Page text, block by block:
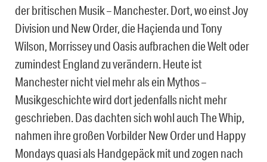
der britischen Musik – Manchester. Dort, wo einst Joy
Division und New Order, die Haçienda und Tony
Wilson, Morrissey und Oasis aufbrachen die Welt oder
zumindest England zu verändern. Heute ist
Manchester nicht viel mehr als ein Mythos –
Musikgeschichte wird dort jedenfalls nicht mehr
geschrieben. Das dachten sich wohl auch The Whip,
nahmen ihre großen Vorbilder New Order und Happy
Mondays quasi als Handgepäck mit und zogen nach